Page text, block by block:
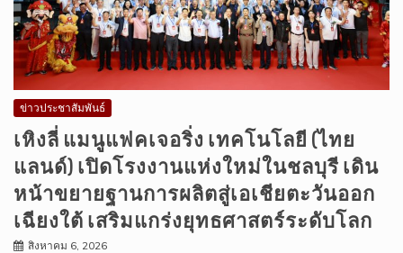
ข่าวประชาสัมพันธ์
เหิงลี่ แมนูแฟคเจอริ่ง เทคโนโลยี (ไทย
แลนด์) เปิดโรงงานแห่งใหม่ในชลบุรี เดิน
หน้าขยายฐานการผลิตสู่เอเชียตะวันออก
เฉียงใต้ เสริมแกร่งยุทธศาสตร์ระดับโลก
สิงหาคม 6, 2026